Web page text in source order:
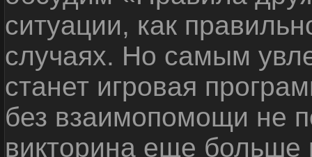
ситуации, как
случаях. Но самым
станет игровая
без взаимопомощи не
викторина еще